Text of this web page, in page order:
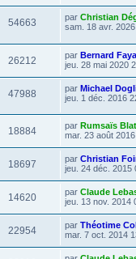
54663 par Christian
sam. 18 avr.
26212 par Bernard
jeu. 28 mai 2020
47988 par Michael
jeu. 1 déc. 2016
18884 par Rumsaïs
mar. 23 août
18697 par Christian
jeu. 24 déc. 2015
14620 par Claude
jeu. 13 nov. 2014
22954 par Théotime
mar. 7 oct. 2014